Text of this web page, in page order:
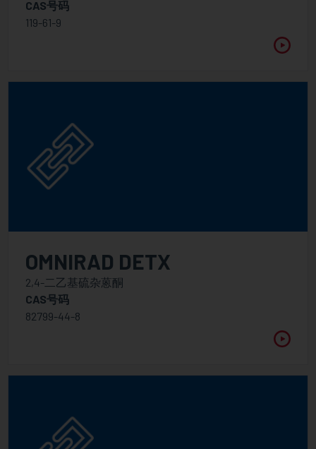
CAS号码
119-61-9
OMNIRAD DETX
2,4-二乙基硫杂蒽酮
CAS号码
82799-44-8